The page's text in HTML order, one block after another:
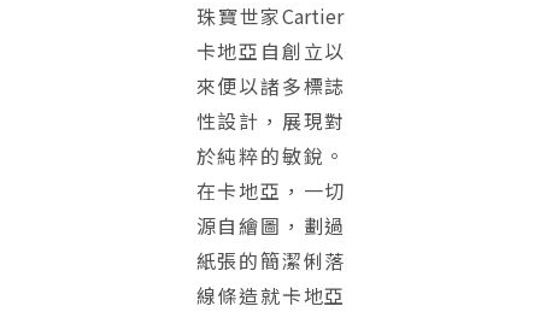
珠寶世家Cartier
卡地亞自創立以
來便以諸多標誌
性設計，展現對
於純粹的敏銳。
在卡地亞，一切
源自繪圖，劃過
紙張的簡潔俐落
線條造就卡地亞